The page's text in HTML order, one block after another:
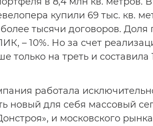
купили 69 тыс. кв.
тысячи договоров.
– 10%. Но за счет
только на треть и составила
работала
новый для себя массовый
и московского